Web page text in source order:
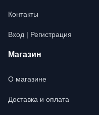
Контакты
Вход | Регистрация
Магазин
О магазине
Доставка и оплата